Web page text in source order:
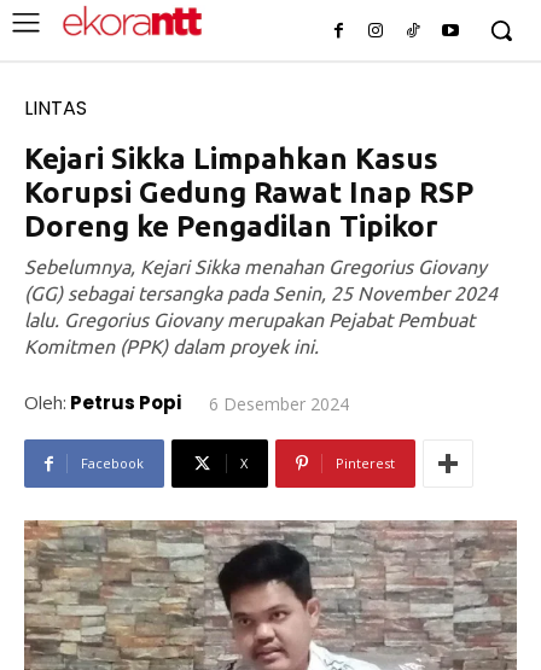
LINTAS
Kejari Sikka Limpahkan Kasus
Korupsi Gedung Rawat Inap RSP
Doreng ke Pengadilan Tipikor
Sebelumnya, Kejari Sikka menahan Gregorius Giovany
(GG) sebagai tersangka pada Senin, 25 November 2024
lalu. Gregorius Giovany merupakan Pejabat Pembuat
Komitmen (PPK) dalam proyek ini.
Oleh: Petrus Popi 6 Desember 2024
Facebook X Pinterest